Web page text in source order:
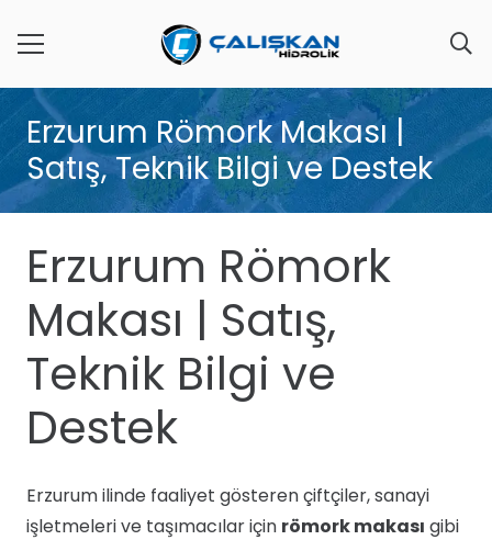
Erzurum Römork Makası |
Satış, Teknik Bilgi ve Destek
Erzurum Römork
Makası | Satış,
Teknik Bilgi ve
Destek
Erzurum ilinde faaliyet gösteren çiftçiler, sanayi
işletmeleri ve taşımacılar için römork makası gibi